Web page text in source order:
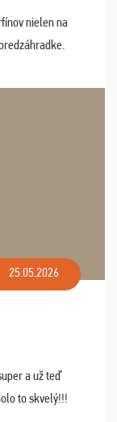
nielen na
: ...
25.05.2026
a už teď
to skvelý!!!